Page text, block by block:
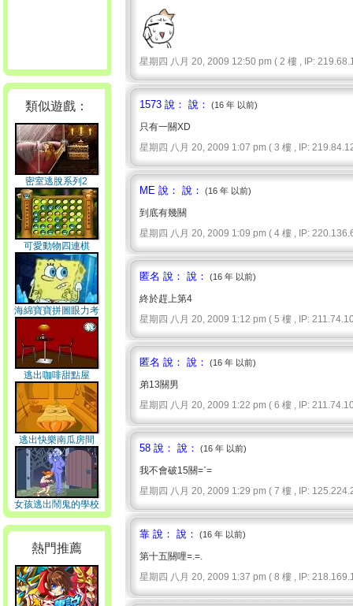
類似遊戲：
密室逃脫系列2
可愛動物四連棋
海綿寶寶拼圖眼力考
逃出咖啡甜點屋
逃出快樂南瓜房間
女孩逃出鬧鬼的學校
熱門推薦
星期四 八月 20, 2009 12:50 pm ( 2 樓 , IP:
1573 說： 說： (16 年 以前)
只有一關XD
星期四 八月 20, 2009 1:07 pm ( 3 樓 , IP:
ME 說： 說： (16 年 以前)
到底有幾關
星期四 八月 20, 2009 1:09 pm ( 4 樓 , IP:
匿名 說： 說： (16 年 以前)
終於趕上第4
星期四 八月 20, 2009 1:12 pm ( 5 樓 , IP:
匿名 說： 說： (16 年 以前)
弟13關男
星期四 八月 20, 2009 1:22 pm ( 6 樓 , IP:
58 說： 說： (16 年 以前)
我不會破15關=ˋ=
星期四 八月 20, 2009 1:29 pm ( 7 樓 , IP:
靠 說： 說： (16 年 以前)
第十五關哩=.=.
星期四 八月 20, 2009 1:37 pm ( 8 樓 , IP: